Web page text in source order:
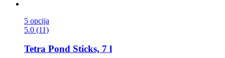
5 opcija
5.0 (11)
Tetra Pond Sticks, 7 l